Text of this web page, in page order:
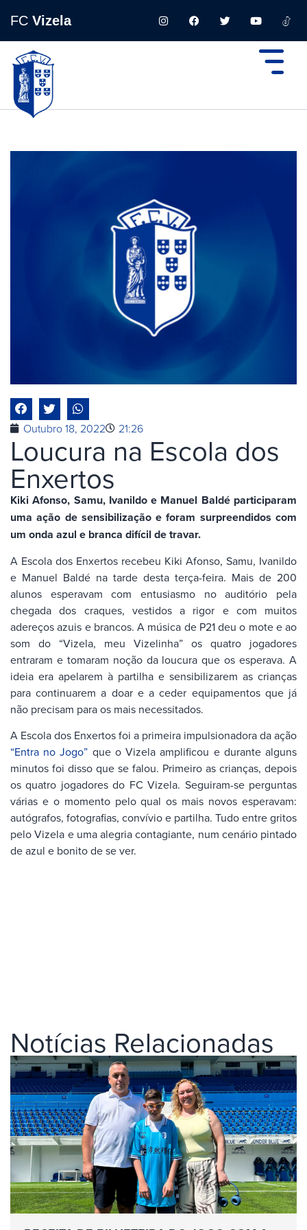
FC Vizela
Outubro 18, 2022 21:26
Loucura na Escola dos
Enxertos
Kiki Afonso, Samu, Ivanildo e Manuel Baldé participaram
uma ação de sensibilização e foram surpreendidos com
um onda azul e branca difícil de travar.
A Escola dos Enxertos recebeu Kiki Afonso, Samu, Ivanildo
e Manuel Baldé na tarde desta terça-feira. Mais de 200
alunos esperavam com entusiasmo no auditório pela
chegada dos craques, vestidos a rigor e com muitos
adereços azuis e brancos. A música de P21 deu o mote e ao
som do “Vizela, meu Vizelinha” os quatro jogadores
entraram e tomaram noção da loucura que os esperava. A
ideia era apelarem à partilha e sensibilizarem as crianças
para continuarem a doar e a ceder equipamentos que já
não precisam para os mais necessitados.
A Escola dos Enxertos foi a primeira impulsionadora da ação
“Entra no Jogo” que o Vizela amplificou e durante alguns
minutos foi disso que se falou. Primeiro as crianças, depois
os quatro jogadores do FC Vizela. Seguiram-se perguntas
várias e o momento pelo qual os mais novos esperavam:
autógrafos, fotografias, convívio e partilha. Tudo entre gritos
pelo Vizela e uma alegria contagiante, num cenário pintado
de azul e bonito de se ver.
Notícias Relacionadas